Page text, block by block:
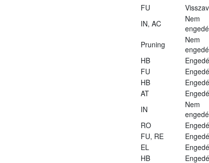
FU
IN, AC
Nem
Pruning
Nem
HB
FU
HB
AT
IN
Nem
RO
FU, RE
EL
HB